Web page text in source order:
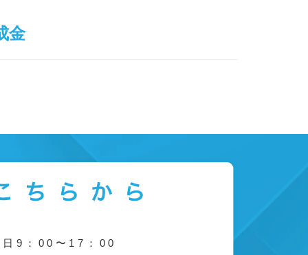
金
日9：00〜17：00